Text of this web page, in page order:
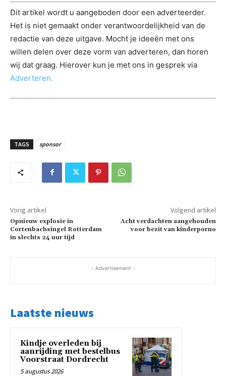
Dit artikel wordt u aangeboden door een adverteerder.
Het is niet gemaakt onder verantwoordelijkheid van de
redactie van deze uitgave. Mocht je ideeën met ons
willen delen over deze vorm van adverteren, dan horen
wij dat graag. Hierover kun je met ons in gesprek via
Adverteren.
TAGS sponsor
Vorig artikel
Opnieuw explosie in
Cortenbachsingel Rotterdam
in slechts 24 uur tijd
Volgend artikel
Acht verdachten aangehouden
voor bezit van kinderporno
- Advertisement -
Laatste nieuws
Kindje overleden bij
aanrijding met bestelbus
Voorstraat Dordrecht
5 augustus 2026